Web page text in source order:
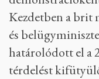
Kezdetben a brit
és
határolódott el a
térdelést